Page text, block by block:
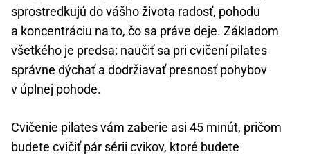
sprostredkujú do vášho života radosť, pohodu
a koncentráciu na to, čo sa práve deje. Základom
všetkého je predsa: naučiť sa pri cvičení pilates
správne dýchať a dodržiavať presnosť pohybov
v úplnej pohode.
Cvičenie pilates vám zaberie asi 45 minút, pričom
budete cvičiť pár sérii cvikov, ktoré budete